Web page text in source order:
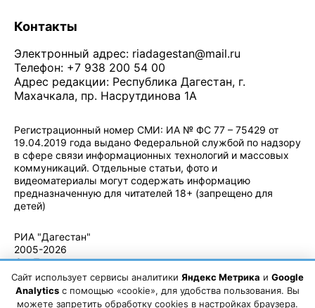
Контакты
Электронный адрес: riadagestan@mail.ru
Телефон: +7 938 200 54 00
Адрес редакции: Республика Дагестан, г.
Махачкала, пр. Насрутдинова 1А
Регистрационный номер СМИ: ИА № ФС 77 – 75429 от
19.04.2019 года выдано Федеральной службой по надзору
в сфере связи информационных технологий и массовых
коммуникаций. Отдельные статьи, фото и
видеоматериалы могут содержать информацию
предназначенную для читателей 18+ (запрещено для
детей)
РИА "Дагестан"
2005-2026
© - Правила
использования
материалов.
Авторские
Сайт использует сервисы аналитики Яндекс Метрика и Google
Analytics с помощью «cookie», для удобства пользования. Вы
можете запретить обработку cookies в настройках браузера.